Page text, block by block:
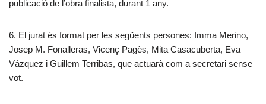
publicació de l’obra finalista, durant 1 any.
6. El jurat és format per les següents persones: Imma Merino,
Josep M. Fonalleras, Vicenç Pagès, Mita Casacuberta, Eva
Vázquez i Guillem Terribas, que actuarà com a secretari sense
vot.